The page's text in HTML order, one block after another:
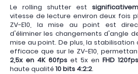
Le rolling shutter est
vitesse de lecture environ deux fois
ZV-E10, la mise au point est
d'éliminer les changements d'angle
mise au point. De plus, la
efficace que sur le ZV-E10,
2,5x en 4K 60fps et 5x en FHD 120fps
haute qualité10 bits 4:2:2.